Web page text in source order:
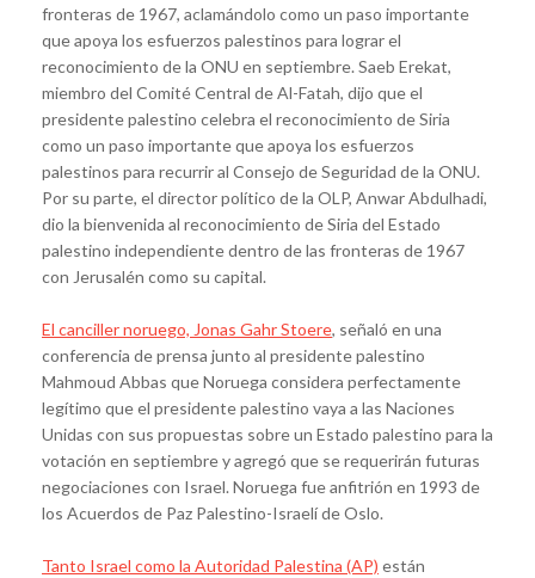
fronteras de 1967, aclamándolo como un paso importante
que apoya los esfuerzos palestinos para lograr el
reconocimiento de la ONU en septiembre. Saeb Erekat,
miembro del Comité Central de Al-Fatah, dijo que el
presidente palestino celebra el reconocimiento de Siria
como un paso importante que apoya los esfuerzos
palestinos para recurrir al Consejo de Seguridad de la ONU.
Por su parte, el director político de la OLP, Anwar Abdulhadi,
dio la bienvenida al reconocimiento de Siria del Estado
palestino independiente dentro de las fronteras de 1967
con Jerusalén como su capital.
El canciller noruego, Jonas Gahr Stoere, señaló en una
conferencia de prensa junto al presidente palestino
Mahmoud Abbas que Noruega considera perfectamente
legítimo que el presidente palestino vaya a las Naciones
Unidas con sus propuestas sobre un Estado palestino para la
votación en septiembre y agregó que se requerirán futuras
negociaciones con Israel. Noruega fue anfitrión en 1993 de
los Acuerdos de Paz Palestino-Israelí de Oslo.
Tanto Israel como la Autoridad Palestina (AP) están